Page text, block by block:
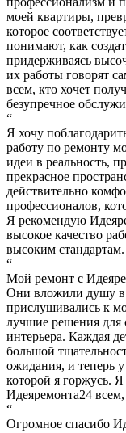
моей квартиры,
которое
понимают, как
придерживаясь
их работы говорят
всем, кто хочет
безупречное
“
Я хочу
работу по ремонту
идеи в реальность,
прекрасное
действительно
профессионалов,
Я рекомендую
высокое качество
высоким стандартам.
“
Мой ремонт с
Они вложили душу в
прислушивались к
лучшие решения для
интерьера. Каждая
большой
ожидания, и теперь у
которой я горжусь.
Идеяремонта24
“
Огромное спасибо